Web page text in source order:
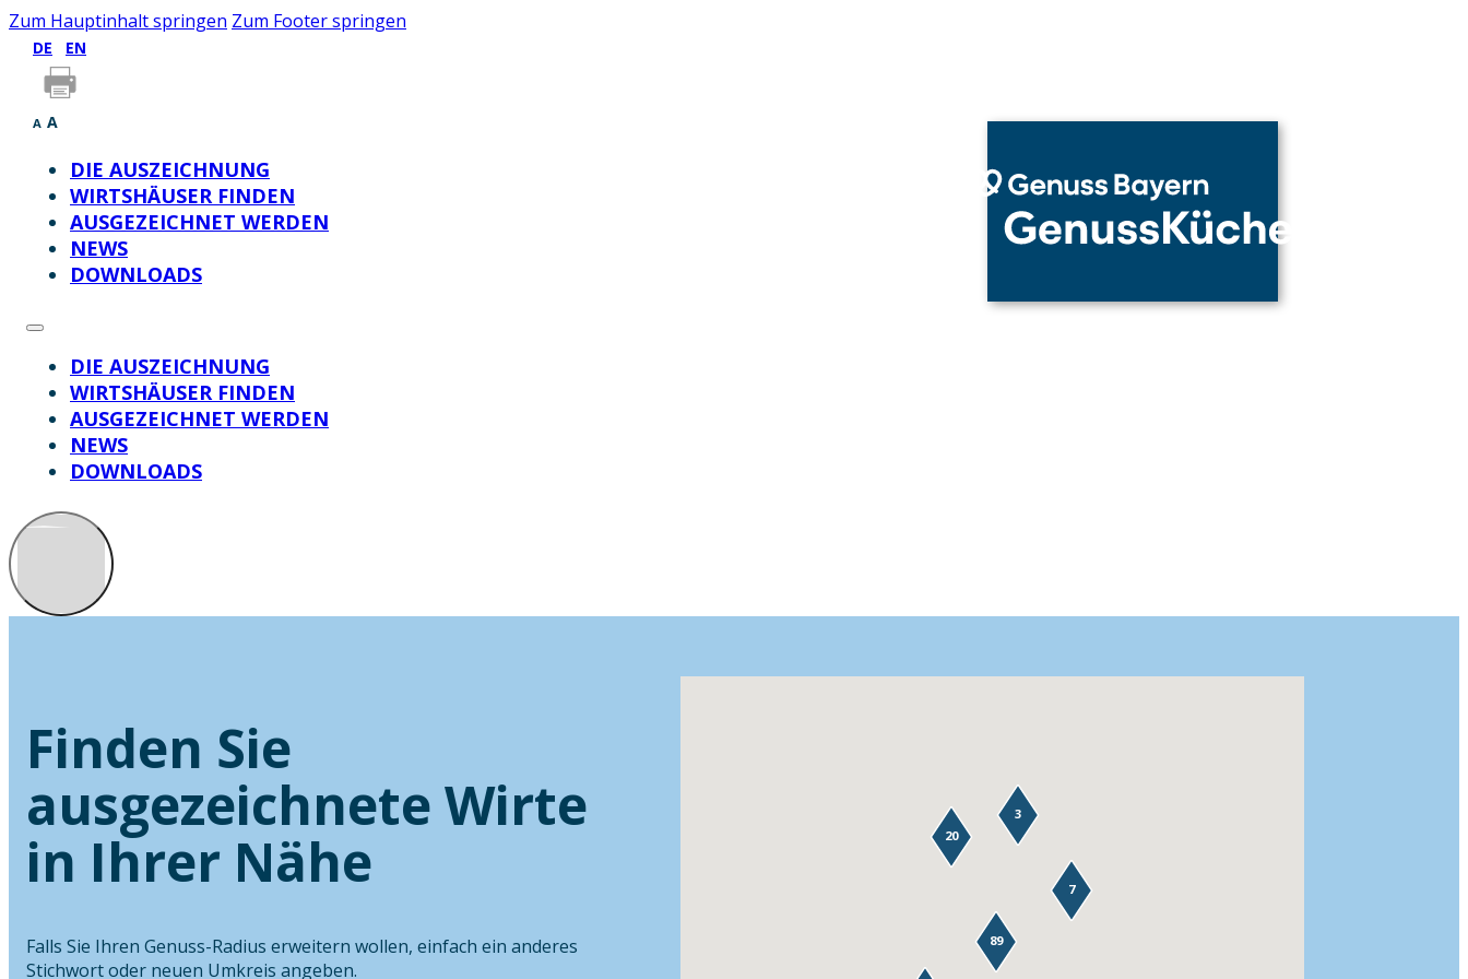
Zum Hauptinhalt springen Zum Footer springen
DE EN
A A
DIE AUSZEICHNUNG
WIRTSHÄUSER FINDEN
AUSGEZEICHNET WERDEN
NEWS
DOWNLOADS
DIE AUSZEICHNUNG
WIRTSHÄUSER FINDEN
AUSGEZEICHNET WERDEN
NEWS
DOWNLOADS
Finden Sie
ausgezeichnete Wirte
in Ihrer Nähe
Falls Sie Ihren Genuss-Radius erweitern wollen, einfach ein anderes
Stichwort oder neuen Umkreis angeben.
89
7
20
3